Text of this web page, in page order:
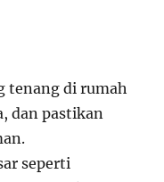
tenang di rumah
dan pastikan
seperti